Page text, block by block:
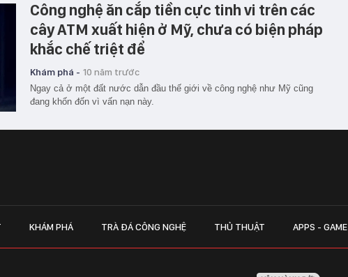
Công nghệ ăn cắp tiền cực tinh vi trên các
cây ATM xuất hiện ở Mỹ, chưa có biện pháp
khắc chế triệt để
Khám phá - 10 năm trước
Ngay cả ở một đất nước dẫn đầu thế giới về công nghệ như Mỹ cũng
đang khốn đốn vì vấn nạn này.
KHÁM PHÁ TRÀ ĐÁ CÔNG NGHỆ THỦ THUẬT APPS - GAME